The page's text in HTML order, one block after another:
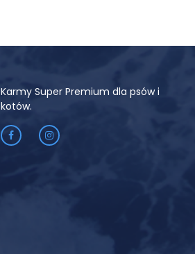
Karmy Super Premium dla psów i
kotów.